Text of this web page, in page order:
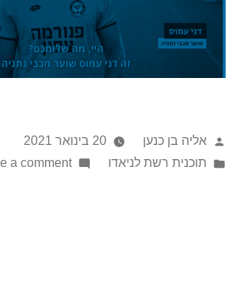
אליה בן כנען
20 בינואר 2021
תוכנית רשת לניאדו
a comment